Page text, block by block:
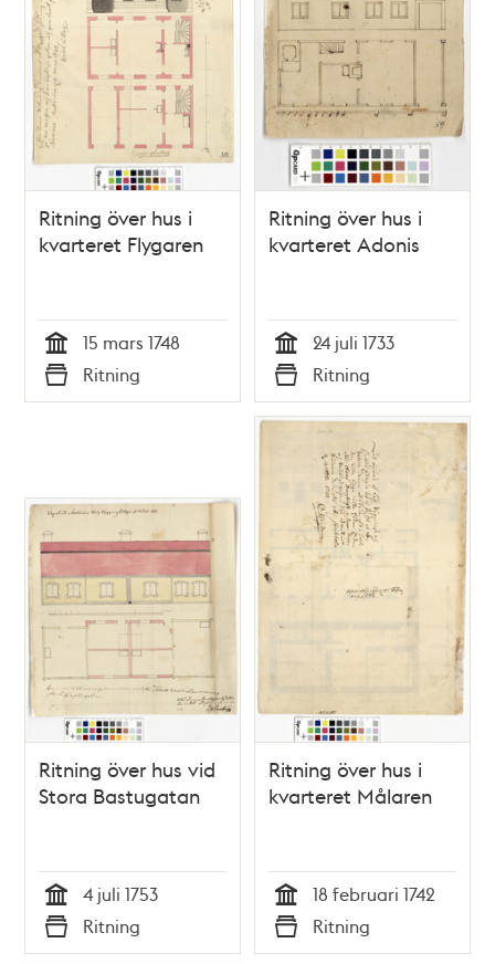
Ritning över hus i
kvarteret Flygaren
Tid
15 mars 1748
Typ
Ritning
Ritning över hus i
kvarteret Adonis
Tid
24 juli 1733
Typ
Ritning
Ritning över hus vid
Stora Bastugatan
Tid
4 juli 1753
Typ
Ritning
Ritning över hus i
kvarteret Målaren
Tid
18 februari 1742
Typ
Ritning